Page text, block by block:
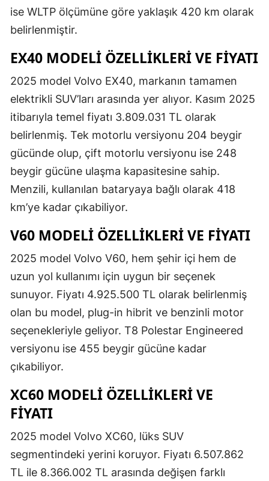
ise WLTP ölçümüne göre yaklaşık 420 km olarak
belirlenmiştir.
EX40 MODELI ÖZELLIKLERI VE FIYATI
2025 model Volvo EX40, markanın tamamen
elektrikli SUV’ları arasında yer alıyor. Kasım 2025
itibarıyla temel fiyatı 3.809.031 TL olarak
belirlenmiş. Tek motorlu versiyonu 204 beygir
gücünde olup, çift motorlu versiyonu ise 248
beygir gücüne ulaşma kapasitesine sahip.
Menzili, kullanılan bataryaya bağlı olarak 418
km’ye kadar çıkabiliyor.
V60 MODELI ÖZELLIKLERI VE FIYATI
2025 model Volvo V60, hem şehir içi hem de
uzun yol kullanımı için uygun bir seçenek
sunuyor. Fiyatı 4.925.500 TL olarak belirlenmiş
olan bu model, plug-in hibrit ve benzinli motor
seçenekleriyle geliyor. T8 Polestar Engineered
versiyonu ise 455 beygir gücüne kadar
çıkabiliyor.
XC60 MODELI ÖZELLIKLERI VE
FIYATI
2025 model Volvo XC60, lüks SUV
segmentindeki yerini koruyor. Fiyatı 6.507.862
TL ile 8.366.002 TL arasında değişen farklı